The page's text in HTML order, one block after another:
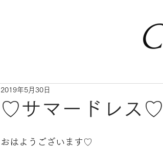
♡サマードレス♡
2019年5月30日
おはようございます♡